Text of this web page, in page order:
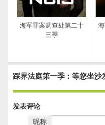
海军罪案调查处第二十
三季
踩界法庭第一季：等您坐沙
发表评论
昵称